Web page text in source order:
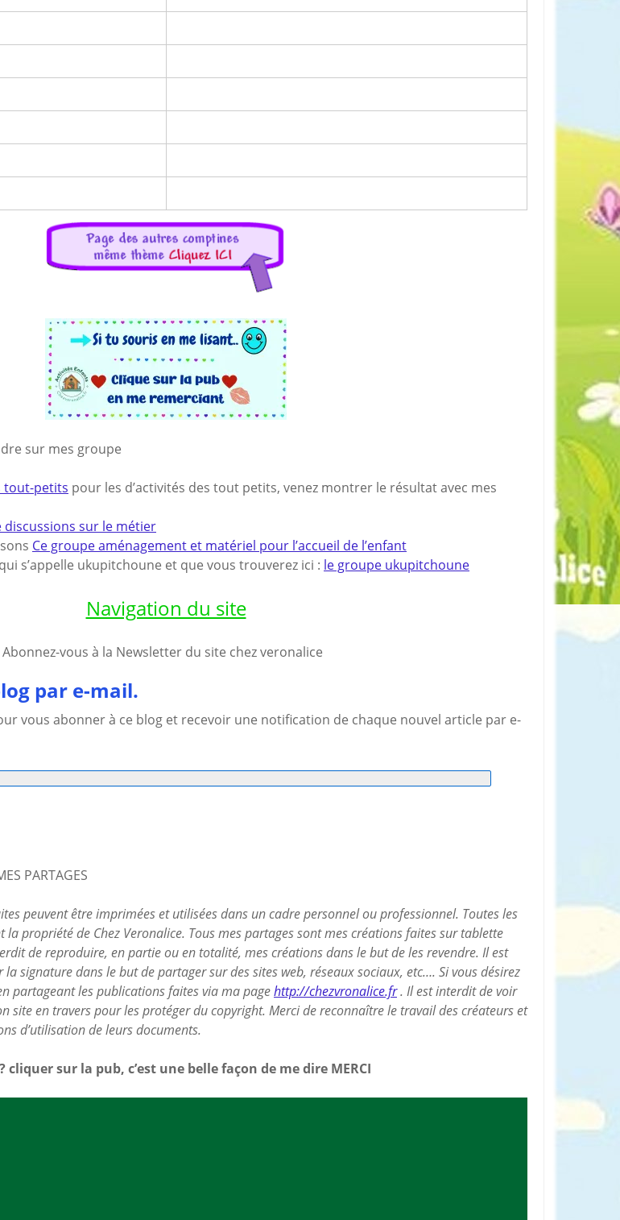
sur mes groupe
tout-petits pour les d’activités des tout petits, venez montrer le résultat avec mes
discussions sur le métier
Ce groupe aménagement et matériel pour l’accueil de l’enfant
s’appelle ukupitchoune et que vous trouverez ici : le groupe ukupitchoune
Navigation du site
Abonnez-vous à la Newsletter du site chez veronalice
par e-mail.
vous abonner à ce blog et recevoir une notification de chaque nouvel article par e-
PARTAGES
peuvent être imprimées et utilisées dans un cadre personnel ou professionnel. Toutes les
la propriété de Chez Veronalice. Tous mes partages sont mes créations faites sur tablette
de reproduire, en partie ou en totalité, mes créations dans le but de les revendre. Il est
signature dans le but de partager sur des sites web, réseaux sociaux, etc…. Si vous désirez
partageant les publications faites via ma pagehttp://chezvronalice.fr. Il est interdit de voir
site en travers pour les protéger du copyright. Merci de reconnaître le travail des créateurs et
d’utilisation de leurs documents.
cliquer sur la pub, c’est une belle façon de me dire MERCI